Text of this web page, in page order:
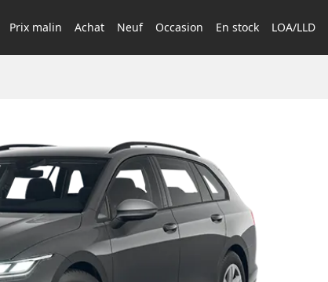
Prix malin Achat Neuf Occasion En stock LOA/LLD